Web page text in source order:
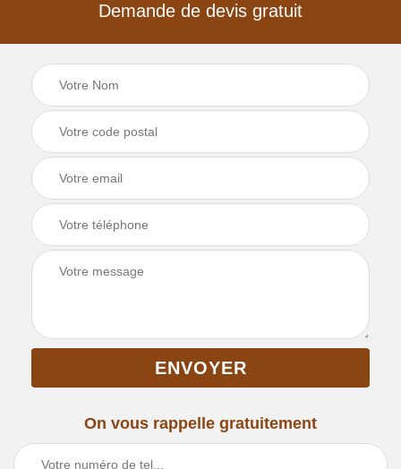
Demande de devis gratuit
On vous rappelle gratuitement